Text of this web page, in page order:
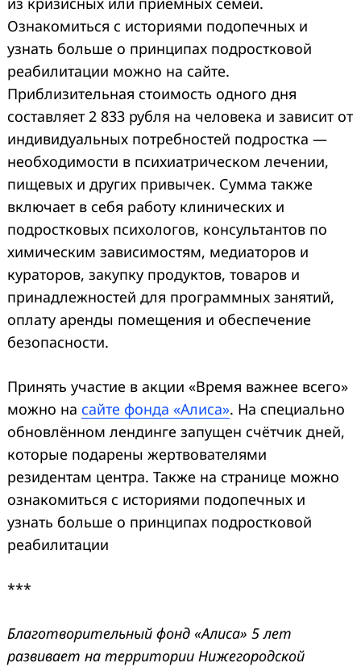
Ознакомиться с историями подопечных и
узнать больше о принципах подростковой
реабилитации можно на сайте.
Приблизительная стоимость одного дня
составляет 2 833 рубля на человека и зависит от
индивидуальных потребностей подростка —
необходимости в психиатрическом лечении,
пищевых и других привычек. Сумма также
включает в себя работу клинических и
подростковых психологов, консультантов по
химическим зависимостям, медиаторов и
кураторов, закупку продуктов, товаров и
принадлежностей для программных занятий,
оплату аренды помещения и обеспечение
безопасности.
Принять участие в акции «Время важнее всего»
можно на сайте фонда «Алиса». На специально
обновлённом лендинге запущен счётчик дней,
которые подарены жертвователями
резидентам центра. Также на странице можно
ознакомиться с историями подопечных и
узнать больше о принципах подростковой
реабилитации
***
Благотворительный фонд «Алиса» 5 лет
развивает на территории Нижегородской